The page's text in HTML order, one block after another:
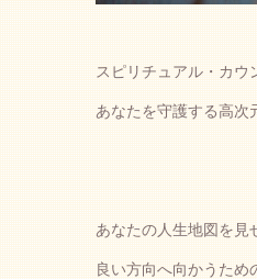
スピリチュアル・カウ
あなたを守護する高次
あなたの人生地図を見
良い方向へ向かうため